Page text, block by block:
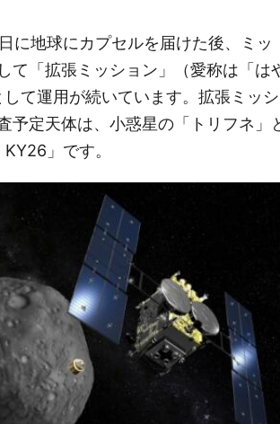
に地球にカプセルを届けた後、ミッ
て「拡張ミッション」（愛称は「は
て運用が続いています。拡張ミッ
予定天体は、小惑星の「トリフネ」
」です。